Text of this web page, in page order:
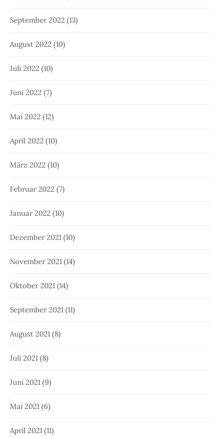
September 2022 (13)
August 2022 (10)
Juli 2022 (10)
Juni 2022 (7)
Mai 2022 (12)
April 2022 (10)
März 2022 (10)
Februar 2022 (7)
Januar 2022 (10)
Dezember 2021 (10)
November 2021 (14)
Oktober 2021 (14)
September 2021 (11)
August 2021 (8)
Juli 2021 (8)
Juni 2021 (9)
Mai 2021 (6)
April 2021 (11)